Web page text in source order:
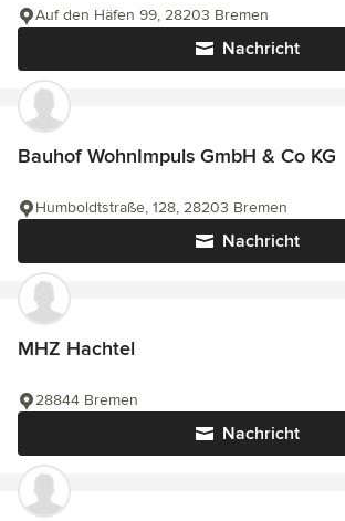
Nachricht
Auf den Häfen 99, 28203 Bremen
Bauhof WohnImpuls GmbH & Co KG
Nachricht
Humboldtstraße, 128, 28203 Bremen
MHZ Hachtel
Nachricht
28844 Bremen